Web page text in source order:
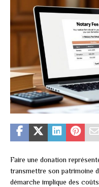
Faire une donation
transmettre son patrimoine
démarche implique des